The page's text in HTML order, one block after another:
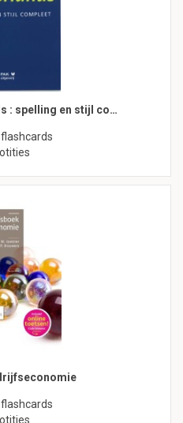
: spelling en stijl co…
flashcards
flashcards